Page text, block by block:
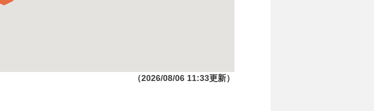
（2026/08/06 11:33更新）